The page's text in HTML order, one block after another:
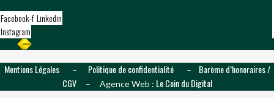
Facebook-f Linkedin
Instagram
Mentions Légales– Politique de confidentialité– Barème d’honoraires /
CGV– Agence Web : Le Coin du Digital